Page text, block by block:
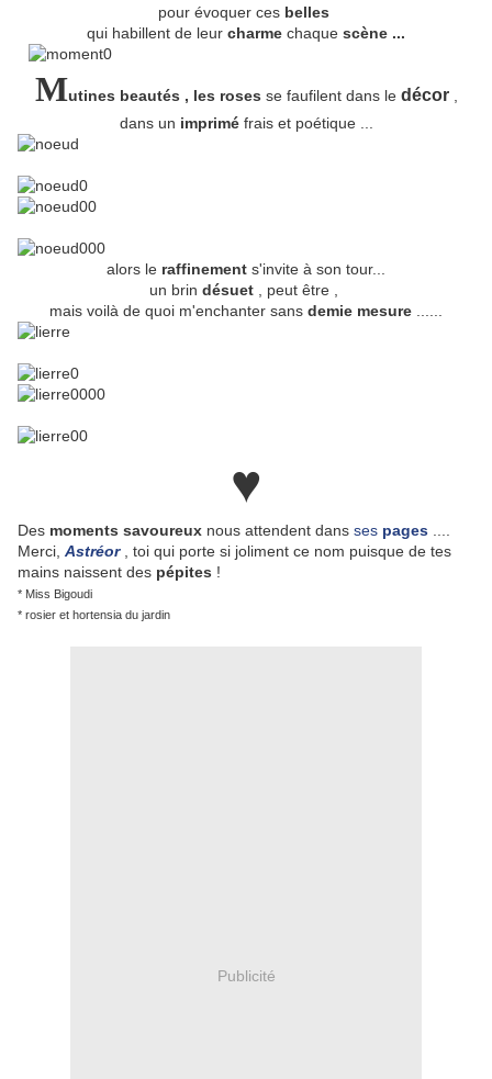
pour évoquer ces belles
qui habillent de leur charme chaque scène ...
Mutines beautés , les roses se faufilent dans ledécor
dans un impriméfrais et poétique ...
alors le raffinement s'invite à son tour...
un brin désuet , peut être ,
mais voilà de quoi m'enchanter sans demie mesure
♥
Des moments savoureux nous attendent dans ses pages
Merci, Astréor, toi qui porte si joliment ce nom puisque de tes
mains naissent des pépites !
* Miss Bigoudi
* rosier et hortensia du jardin
Publicité